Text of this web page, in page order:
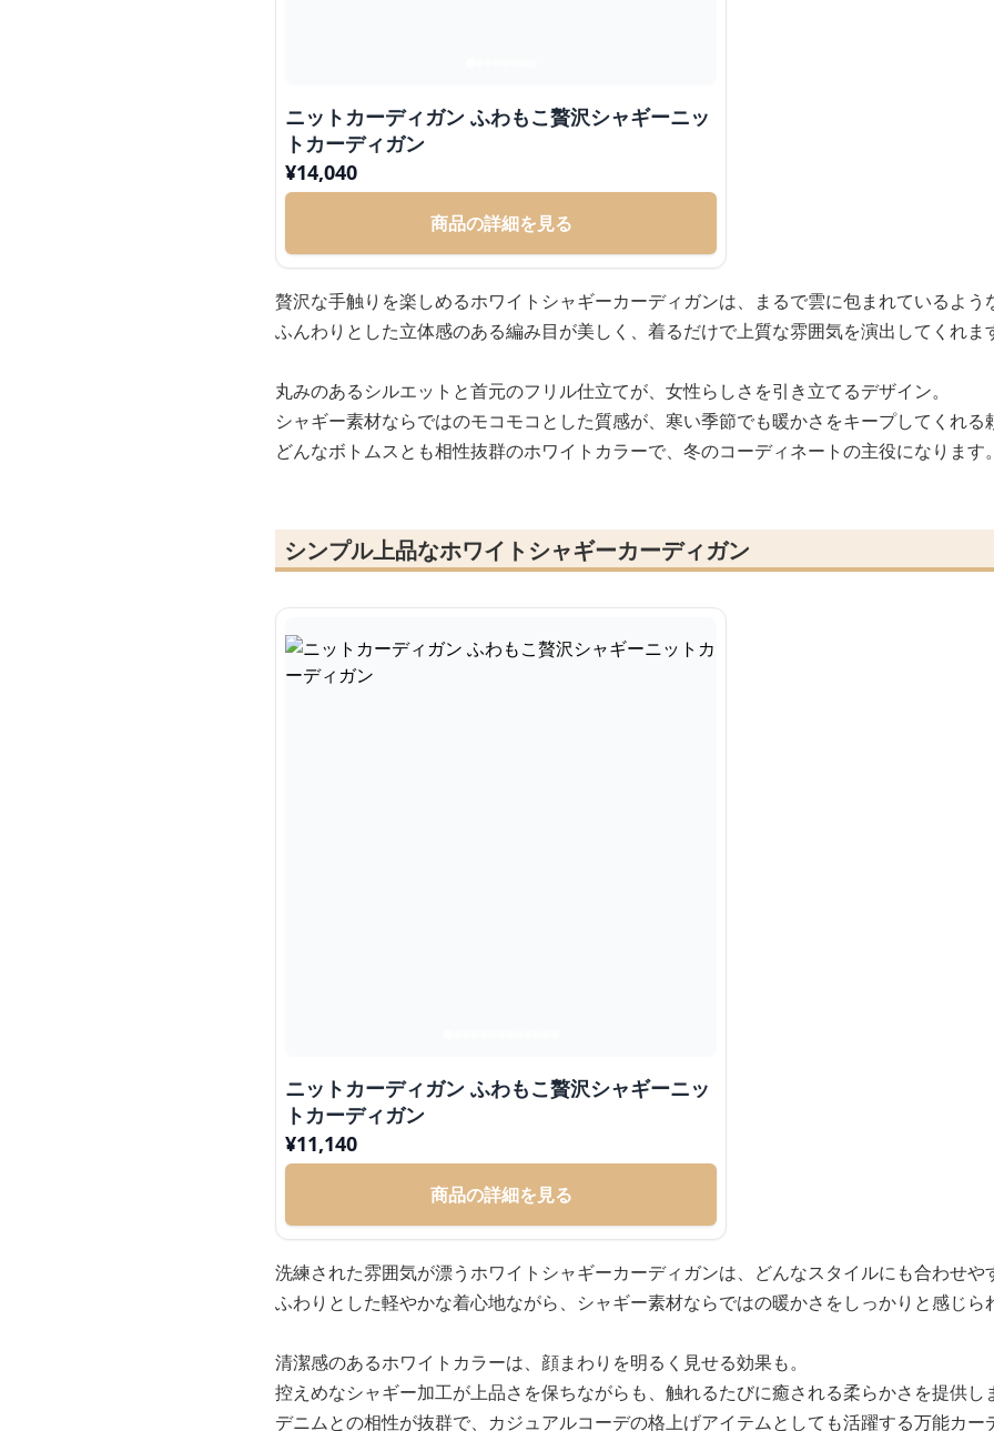
ニットカーディガン ふわもこ贅沢シャギーニッ
トカーディガン
¥14,040
商品の詳細を見る
贅沢な手触りを楽しめるホワイトシャギーカーディガンは、まるで雲に包まれているよう
ふんわりとした立体感のある編み目が美しく、着るだけで上質な雰囲気を演出してくれま
丸みのあるシルエットと首元のフリル仕立てが、女性らしさを引き立てるデザイン。
シャギー素材ならではのモコモコとした質感が、寒い季節でも暖かさをキープしてくれる
どんなボトムスとも相性抜群のホワイトカラーで、冬のコーディネートの主役になります。
シンプル上品なホワイトシャギーカーディガン
ニットカーディガン ふわもこ贅沢シャギーニッ
トカーディガン
¥11,140
商品の詳細を見る
洗練された雰囲気が漂うホワイトシャギーカーディガンは、どんなスタイルにも合わせや
ふわりとした軽やかな着心地ながら、シャギー素材ならではの暖かさをしっかりと感じら
清潔感のあるホワイトカラーは、顔まわりを明るく見せる効果も。
控えめなシャギー加工が上品さを保ちながらも、触れるたびに癒される柔らかさを提供し
デニムとの相性が抜群で、カジュアルコーデの格上げアイテムとしても活躍する万能カー